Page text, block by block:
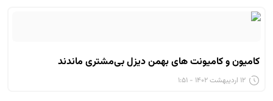
کامیون و کامیونت های بهمن دیزل بی‌مشتری ماندند
۱۲ اردیبهشت ۱۴۰۲ - ۱:۵۱